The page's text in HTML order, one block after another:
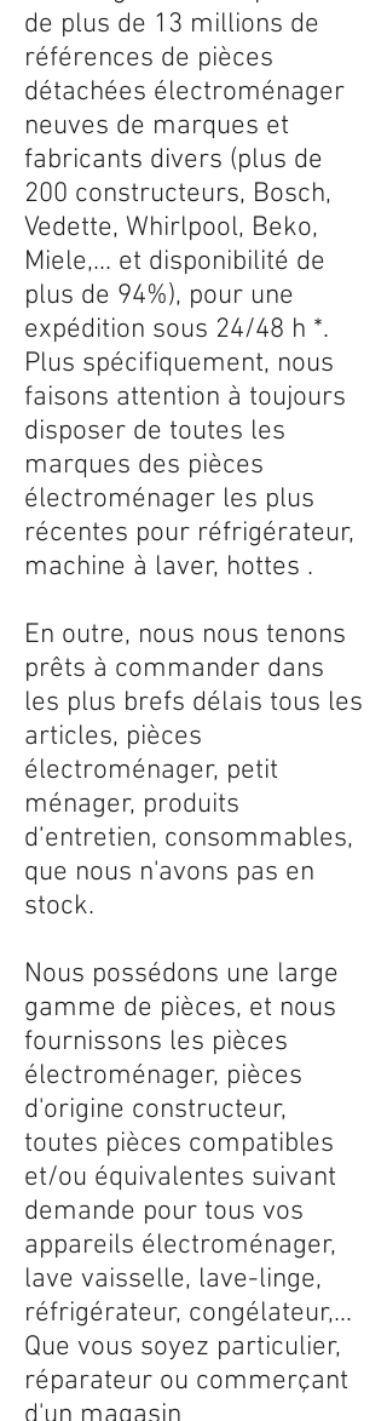
de plus de 13 millions de
références de pièces
détachées électroménager
neuves de marques et
fabricants divers (plus de
200 constructeurs, Bosch,
Vedette, Whirlpool, Beko,
Miele,... et disponibilité de
plus de 94%), pour une
expédition sous 24/48 h *.
Plus spécifiquement, nous
faisons attention à toujours
disposer de toutes les
marques des pièces
électroménager les plus
récentes pour réfrigérateur,
machine à laver, hottes .
En outre, nous nous tenons
prêts à commander dans
les plus brefs délais tous les
articles, pièces
électroménager, petit
ménager, produits
d’entretien, consommables,
que nous n'avons pas en
stock.
Nous possédons une large
gamme de pièces, et nous
fournissons les pièces
électroménager, pièces
d'origine constructeur,
toutes pièces compatibles
et/ou équivalentes suivant
demande pour tous vos
appareils électroménager,
lave vaisselle, lave-linge,
réfrigérateur, congélateur,...
Que vous soyez particulier,
réparateur ou commerçant